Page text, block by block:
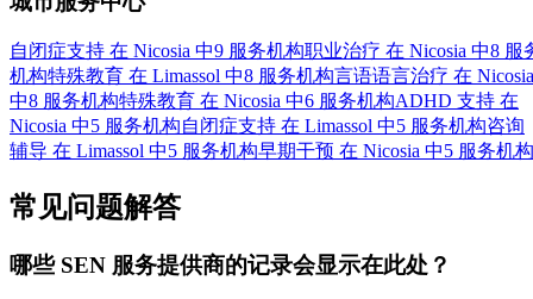
自闭症支持 在 Nicosia 中9 服务机构职业治疗 在 Nicosia 中8 服
机构特殊教育 在 Limassol 中8 服务机构言语语言治疗 在 Nicosia
中8 服务机构特殊教育 在 Nicosia 中6 服务机构ADHD 支持 在
Nicosia 中5 服务机构自闭症支持 在 Limassol 中5 服务机构咨询
辅导 在 Limassol 中5 服务机构早期干预 在 Nicosia 中5 服务机构
常见问题解答
哪些 SEN 服务提供商的记录会显示在此处？